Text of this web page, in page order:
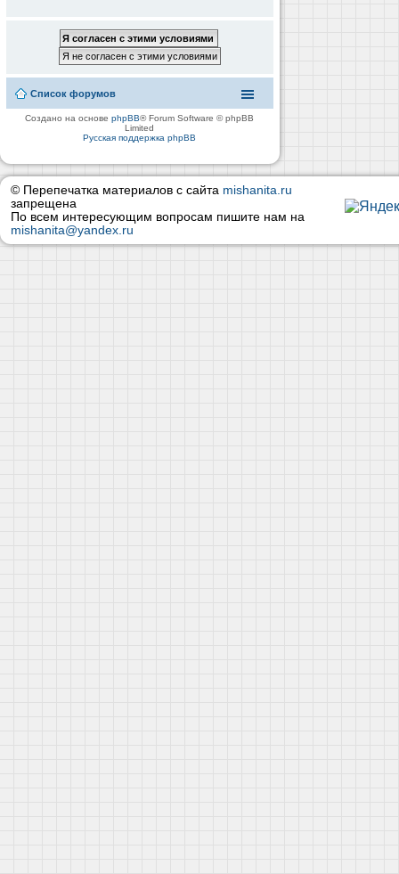
Список форумов
Создано на основеphpBB® Forum Software © phpBB
Limited
Русская поддержка phpBB
© Перепечатка материалов с сайта mishanita.ru
запрещена
По всем интересующим вопросам пишите нам на
mishanita@yandex.ru